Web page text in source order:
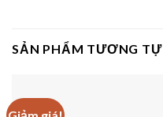
SẢN PHẨM TƯƠNG TỰ